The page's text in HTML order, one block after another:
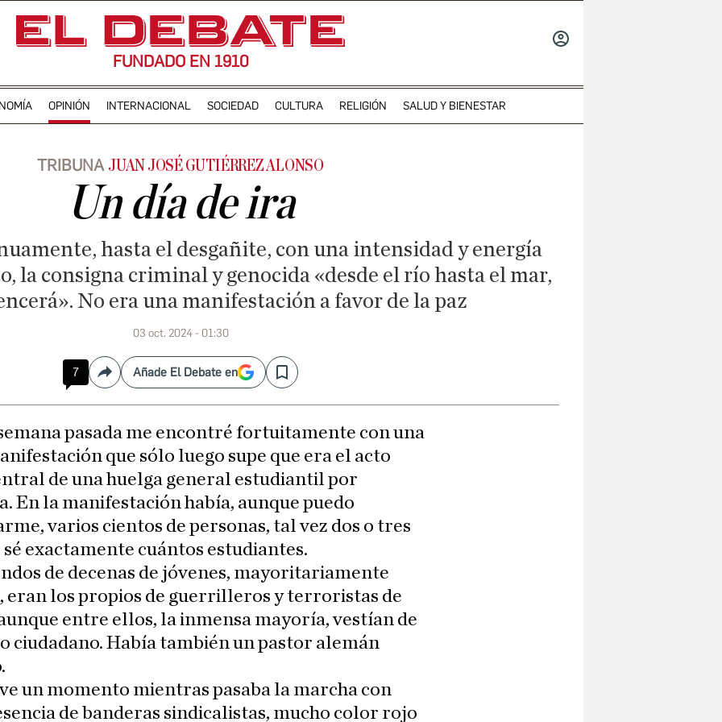
FUNDADO EN 1910
OPINIÓN INTERNACIONAL SOCIEDAD CULTURA RELIGIÓN SALUD Y BIENESTAR
TRIBUNA JUAN JOSÉ GUTIÉRREZ ALONSO
Un día de ira
hasta el desgañite, con una intensidad y energía
la consigna criminal y genocida «desde el río hasta el mar,
No era una manifestación a favor de la paz
03 oct. 2024 - 01:30
7 CompartirAñade El Debate en Save
pasada me encontré fortuitamente con una
que sólo luego supe que era el acto
de una huelga general estudiantil por
En la manifestación había, aunque puedo
varios cientos de personas, tal vez dos o tres
exactamente cuántos estudiantes.
de decenas de jóvenes, mayoritariamente
eran los propios de guerrilleros y terroristas de
entre ellos, la inmensa mayoría, vestían de
ciudadano. Había también un pastor alemán
un momento mientras pasaba la marcha con
de banderas sindicalistas, mucho color rojo